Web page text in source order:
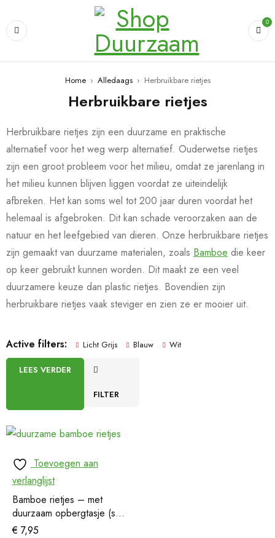
0
Home › Alledaags › Herbruikbare rietjes
Herbruikbare rietjes
Herbruikbare rietjes zijn een duurzame en praktische
alternatief voor het weg werp alternatief. Ouderwetse rietjes
zijn een groot probleem voor het milieu, omdat ze jarenlang in
het milieu kunnen blijven liggen voordat ze uiteindelijk
afbreken. Het kan soms wel tot 200 jaar duren voordat het
helemaal is afgebroken. Dit kan schade veroorzaken aan de
natuur en het leefgebied van dieren. Onze herbruikbare rietjes
zijn gemaakt van duurzame materialen, zoals Bamboe die keer
op keer gebruikt kunnen worden. Dit maakt ze een veel
duurzamere keuze dan plastic rietjes. Bovendien zijn
herbruikbare rietjes vaak steviger en zien ze er mooier uit.
Active filters: Licht Grijs Blauw Wit
FILTER
LEES VERDER
Toevoegen aan
verlanglijst
Bamboe rietjes – met
duurzaam opbergtasje (set
van 6)
€ 7,95